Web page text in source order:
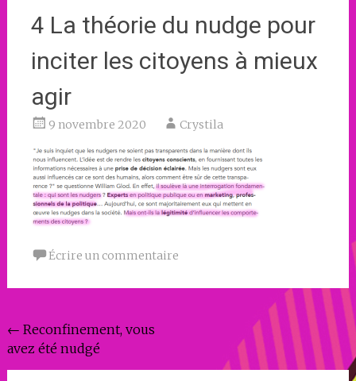
4 La théorie du nudge pour
inciter les citoyens à mieux
agir
9 novembre 2020 Crystila
Écrire un commentaire
Navigation
de
← Reconfinement, vous
avez été nudgé